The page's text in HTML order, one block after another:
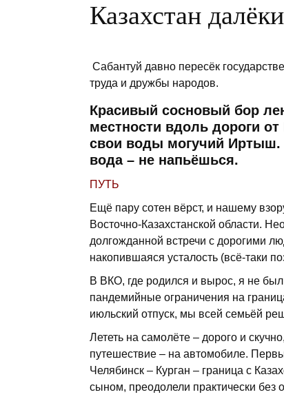
Казахстан
Сабантуй давно пересёк
труда и дружбы народов.
Красивый сосновый бор
местности вдоль дороги
свои воды могучий Иртыш.
вода – не напьёшься.
ПУТЬ
Ещё пару сотен вёрст, и нашему
Восточно-Казахстанской области.
долгожданной встречи с дорогими
накопившаяся усталость (всё-таки
В ВКО, где родился и вырос, я не
пандемийные ограничения на
июльский отпуск, мы всей семьёй
Лететь на самолёте – дорого и
путешествие – на автомобиле.
Челябинск – Курган – граница с
сыном, преодолели практически без